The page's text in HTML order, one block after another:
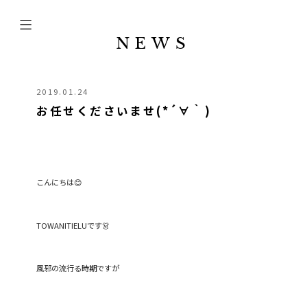
NEWS
2019.01.24
お任せくださいませ(*´∀｀)
こんにちは😊
TOWANITIELUです👗
風邪の流行る時期ですが